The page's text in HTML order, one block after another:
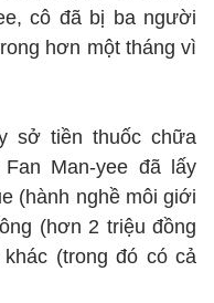
cô đã bị ba người
hơn một tháng vì
sở tiền thuốc chữa
Man-yee đã lấy
(hành nghề môi giới
(hơn 2 triệu đồng
(trong đó có cả